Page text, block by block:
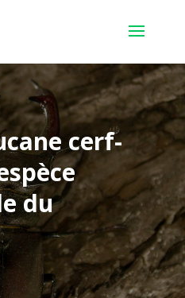
cerf-
du